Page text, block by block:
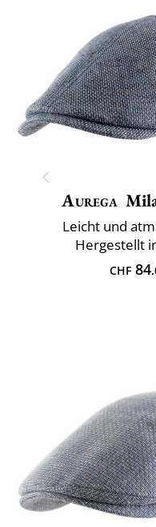
Aurega
Leicht und
Hergestellt
CHF84